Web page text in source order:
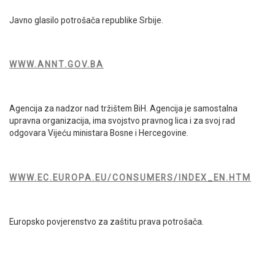
Javno glasilo potrošača republike Srbije.
WWW.ANNT.GOV.BA
Agencija za nadzor nad tržištem BiH. Agencija je samostalna
upravna organizacija, ima svojstvo pravnog lica i za svoj rad
odgovara Vijeću ministara Bosne i Hercegovine.
WWW.EC.EUROPA.EU/CONSUMERS/INDEX_EN.HTM
Europsko povjerenstvo za zaštitu prava potrošača.